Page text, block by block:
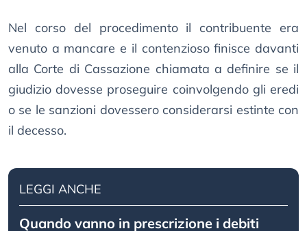
Nel corso del procedimento il contribuente era
venuto a mancare e il contenzioso finisce davanti
alla Corte di Cassazione chiamata a definire se il
giudizio dovesse proseguire coinvolgendo gli eredi
o se le sanzioni dovessero considerarsi estinte con
il decesso.
LEGGI ANCHE
Quando vanno in prescrizione i debiti